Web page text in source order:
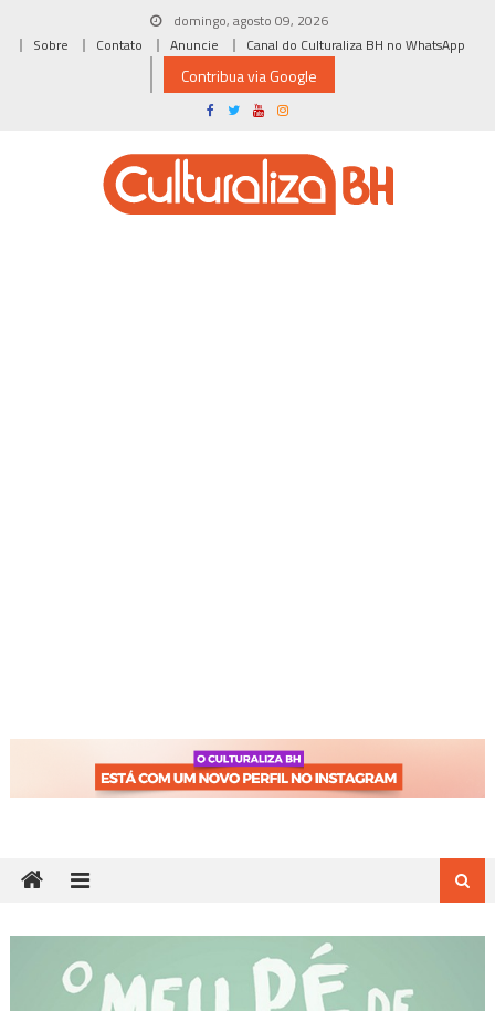
domingo, agosto 09, 2026
Sobre
Contato Anuncie Canal do Culturaliza BH no WhatsApp
Contribua via Google